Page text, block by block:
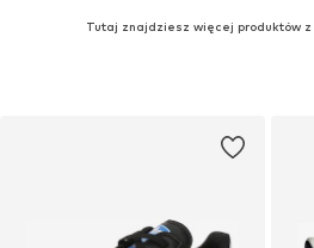
Tutaj znajdziesz więcej produktów